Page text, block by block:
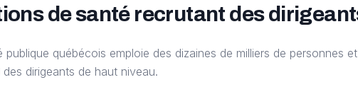
de santé recrutant des
publique québécois emploie des dizaines de milliers de personnes et
dirigeants de haut niveau.